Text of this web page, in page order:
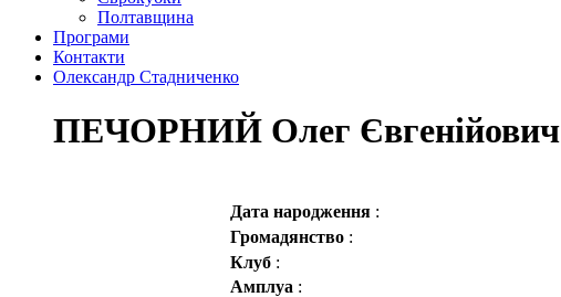
Полтавщина
Програми
Контакти
Олександр Стадниченко
ПЕЧОРНИЙ Олег Євгенійович
Дата народження :
Громадянство :
Клуб :
Амплуа :